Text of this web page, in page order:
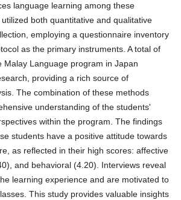
language learning among these
both quantitative and qualitative
employing a questionnaire inventory
as the primary instruments. A total of
Malay Language program in Japan
providing a rich source of
The combination of these methods
understanding of the students'
within the program. The findings
students have a positive attitude towards
as reflected in their high scores: affective
and behavioral (4.20). Interviews reveal
learning experience and are motivated to
This study provides valuable insights